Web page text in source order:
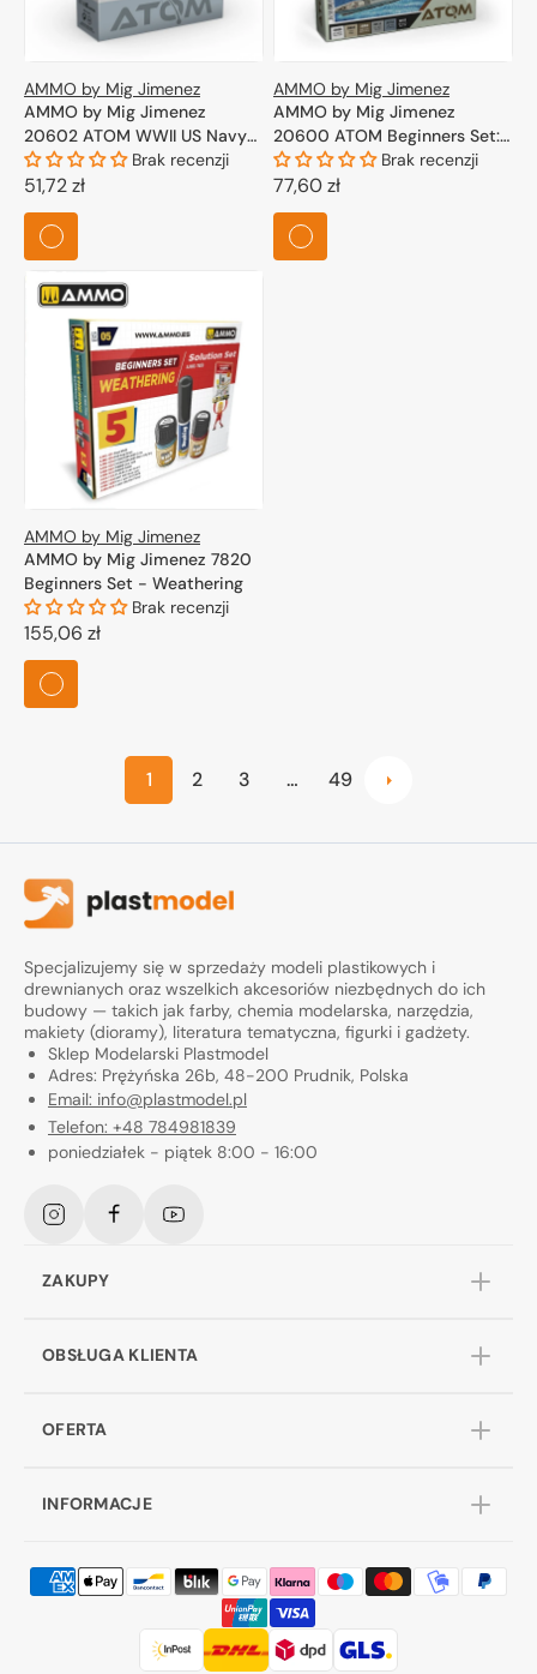
AMMO by Mig Jimenez
AMMO by Mig Jimenez
20602 ATOM WWII US Navy
Ships Basic Colors Set
4x20ml
Brak recenzji
Cena
regularna
51,72 zł
AMMO by Mig Jimenez
AMMO by Mig Jimenez
20600 ATOM Beginners Set:
Ships Vol.1 6x20mlBrak recenzji
Cena
regularna
77,60 zł
AMMO by Mig Jimenez
AMMO by Mig Jimenez 7820
Beginners Set - Weathering
Brak recenzji
Cena
regularna
155,06 zł
1 2 3 … 49
Specjalizujemy się w sprzedaży modeli plastikowych i
drewnianych oraz wszelkich akcesoriów niezbędnych do ich
budowy — takich jak farby, chemia modelarska, narzędzia,
makiety (dioramy), literatura tematyczna, figurki i gadżety.
Sklep Modelarski Plastmodel
Adres: Prężyńska 26b, 48-200 Prudnik, Polska
Email: info@plastmodel.pl
Telefon: +48 784981839
poniedziałek - piątek 8:00 - 16:00
InstagramFacebookYouTube
ZAKUPY
OBSŁUGA KLIENTA
OFERTA
INFORMACJE